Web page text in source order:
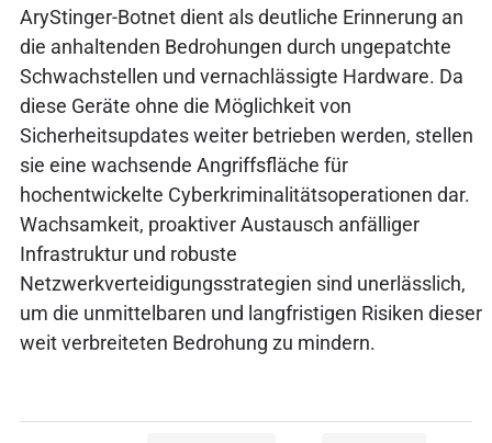
AryStinger-Botnet dient als deutliche Erinnerung an
die anhaltenden Bedrohungen durch ungepatchte
Schwachstellen und vernachlässigte Hardware. Da
diese Geräte ohne die Möglichkeit von
Sicherheitsupdates weiter betrieben werden, stellen
sie eine wachsende Angriffsfläche für
hochentwickelte Cyberkriminalitätsoperationen dar.
Wachsamkeit, proaktiver Austausch anfälliger
Infrastruktur und robuste
Netzwerkverteidigungsstrategien sind unerlässlich,
um die unmittelbaren und langfristigen Risiken dieser
weit verbreiteten Bedrohung zu mindern.